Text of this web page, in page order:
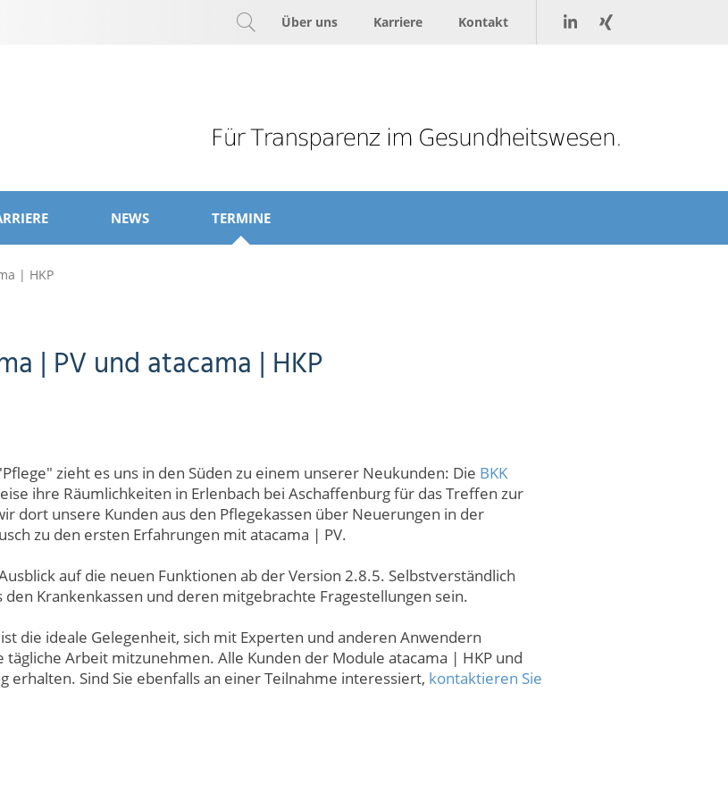
Kontakt
Karriere
Über uns
NEWS TERMINE
| HKP
| PV und atacama | HKP
zieht es uns in den Süden zu einem unserer Neukunden: Die BKK
ihre Räumlichkeiten in Erlenbach bei Aschaffenburg für das Treffen zur
dort unsere Kunden aus den Pflegekassen über Neuerungen in der
zu den ersten Erfahrungen mit atacama | PV.
auf die neuen Funktionen ab der Version 2.8.5. Selbstverständlich
Krankenkassen und deren mitgebrachte Fragestellungen sein.
die ideale Gelegenheit, sich mit Experten und anderen Anwendern
Arbeit mitzunehmen. Alle Kunden der Module atacama | HKP und
erhalten. Sind Sie ebenfalls an einer Teilnahme interessiert, kontaktieren Sie